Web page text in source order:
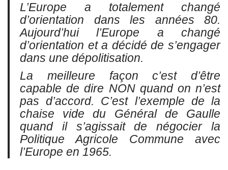
L’Europe a totalement changé
d’orientation dans les années 80.
Aujourd’hui l’Europe a changé
d’orientation et a décidé de s’engager
dans une dépolitisation.
La meilleure façon c’est d’être
capable de dire NON quand on n’est
pas d’accord. C’est l’exemple de la
chaise vide du Général de Gaulle
quand il s’agissait de négocier la
Politique Agricole Commune avec
l’Europe en 1965.